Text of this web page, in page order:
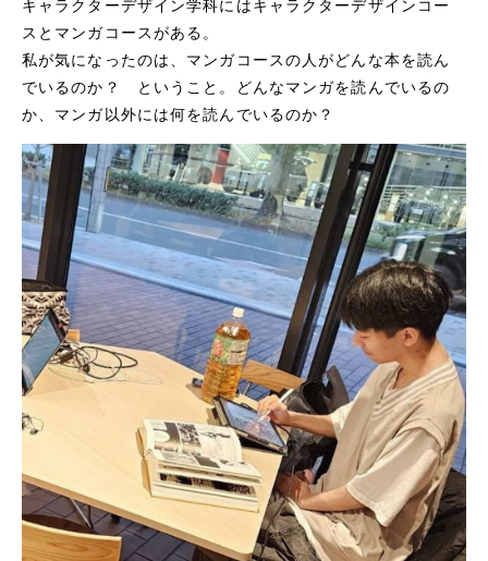
キャラクターデザイン学科にはキャラクターデザインコー
スとマンガコースがある。
私が気になったのは、マンガコースの人がどんな本を読ん
でいるのか？ ということ。どんなマンガを読んでいるの
か、マンガ以外には何を読んでいるのか？